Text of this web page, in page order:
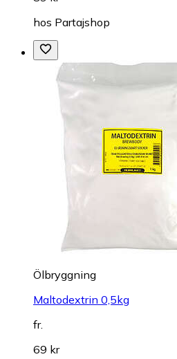
hos Partajshop
Ölbryggning
Maltodextrin 0,5kg
fr.
69 kr